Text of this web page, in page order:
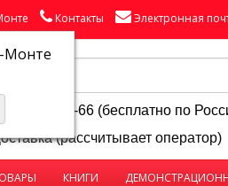
Монте
Контакты Электронная
250-58-66 (бесплатно по
(рассчитывает оператор)
КНИГИ